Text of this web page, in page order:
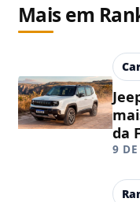
Mais em
da
9